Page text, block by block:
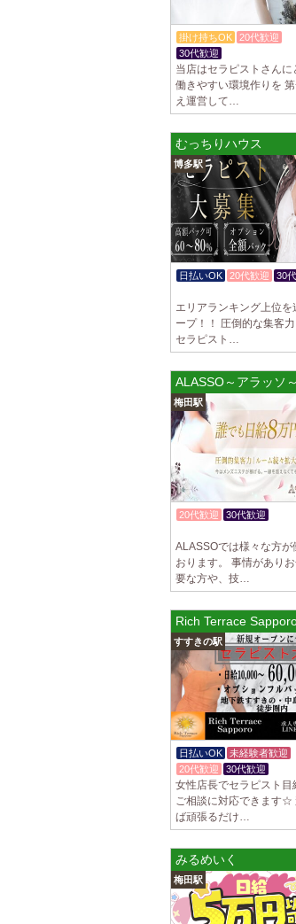
掛け持ちOK
20代歓迎
30代歓迎
当店はセラピストさんに
働きやすい環境作りを
え運営して…
むっちりハウス
博多駅
日払いOK 20代歓迎
30
エリアランキング上位を
ープ！！ 圧倒的な集客
セラピスト…
ALASSO～アラッソ～
梅田駅
20代歓迎
30代歓迎
ALASSOでは様々な方が
おります。 事情があり
要な方や、技…
Rich Terrace
すすきの駅
日払いOK
未経験者歓迎
20代歓迎
30代歓迎
女性店長でセラピスト目
ご相談に対応できます☆
ば頑張るだけ…
みるめいく
梅田駅